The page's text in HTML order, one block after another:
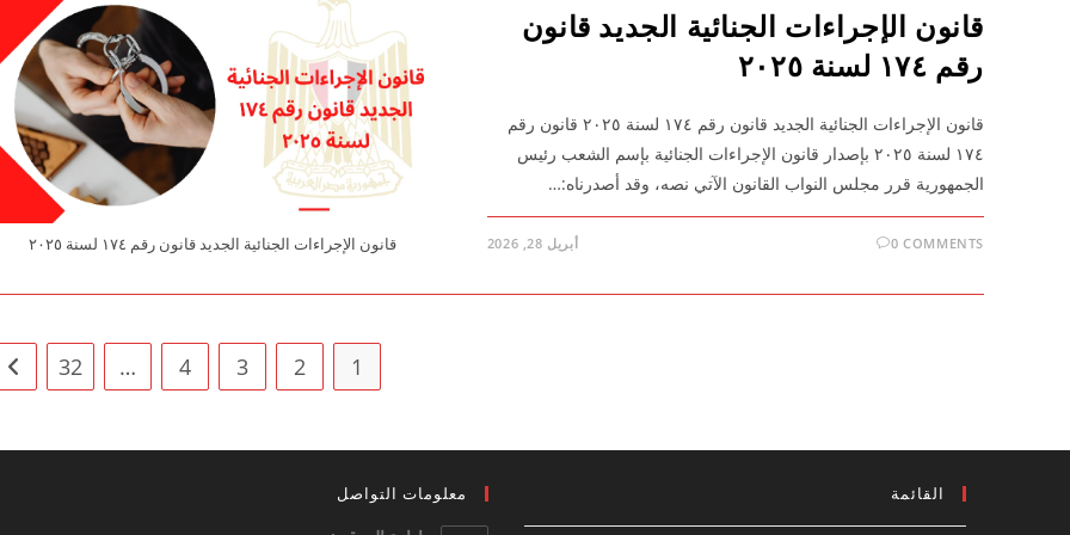
قانون الإجراءات الجنائية الجديد قانون
رقم ١٧٤ لسنة ٢٠٢٥
قانون الإجراءات الجنائية الجديد قانون رقم ١٧٤ لسنة ٢٠٢٥ قانون رقم
١٧٤ لسنة ٢٠٢٥ بإصدار قانون الإجراءات الجنائية بإسم الشعب رئيس
الجمهورية قرر مجلس النواب القانون الآتي نصه، وقد أصدرناه:…
0 COMMENTS أبريل 28, 2026 قانون الإجراءات الجنائية الجديد قانون رقم ١٧٤ لسنة ٢٠٢٥
1
2
3
4
…
32
القائمة معلومات التواصل